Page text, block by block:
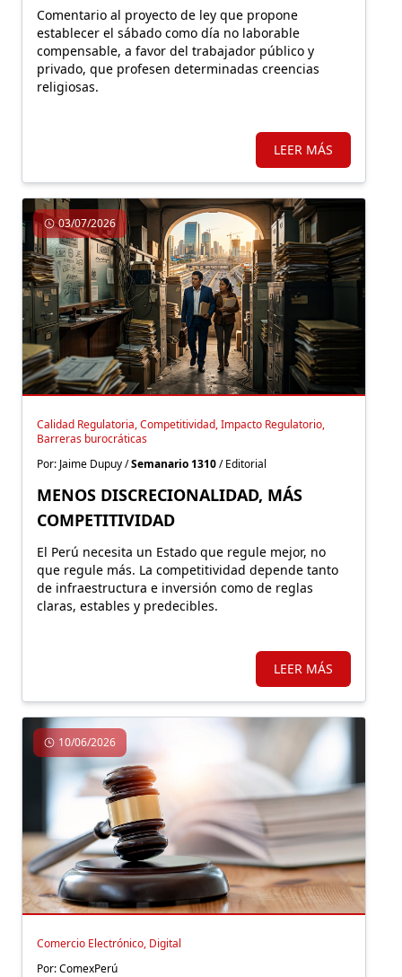
Comentario al proyecto de ley que propone
establecer el sábado como día no laborable
compensable, a favor del trabajador público y
privado, que profesen determinadas creencias
religiosas.
LEER MÁS
03/07/2026
Calidad Regulatoria, Competitividad, Impacto Regulatorio,
Barreras burocráticas
Por: Jaime Dupuy /Semanario 1310/ Editorial
MENOS DISCRECIONALIDAD, MÁS
COMPETITIVIDAD
El Perú necesita un Estado que regule mejor, no
que regule más. La competitividad depende tanto
de infraestructura e inversión como de reglas
claras, estables y predecibles.
LEER MÁS
10/06/2026
Comercio Electrónico, Digital
Por: ComexPerú